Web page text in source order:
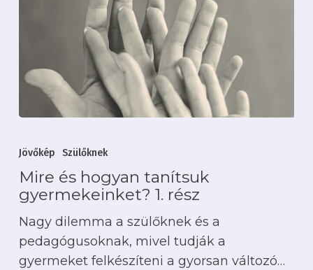
és
tanítsuk
gyermekeinket?
1.
rész
Jövőkép Szülőknek
Mire és hogyan tanítsuk
gyermekeinket? 1. rész
Nagy dilemma a szülőknek és a
pedagógusoknak, mivel tudják a
gyermeket felkészíteni a gyorsan változó…